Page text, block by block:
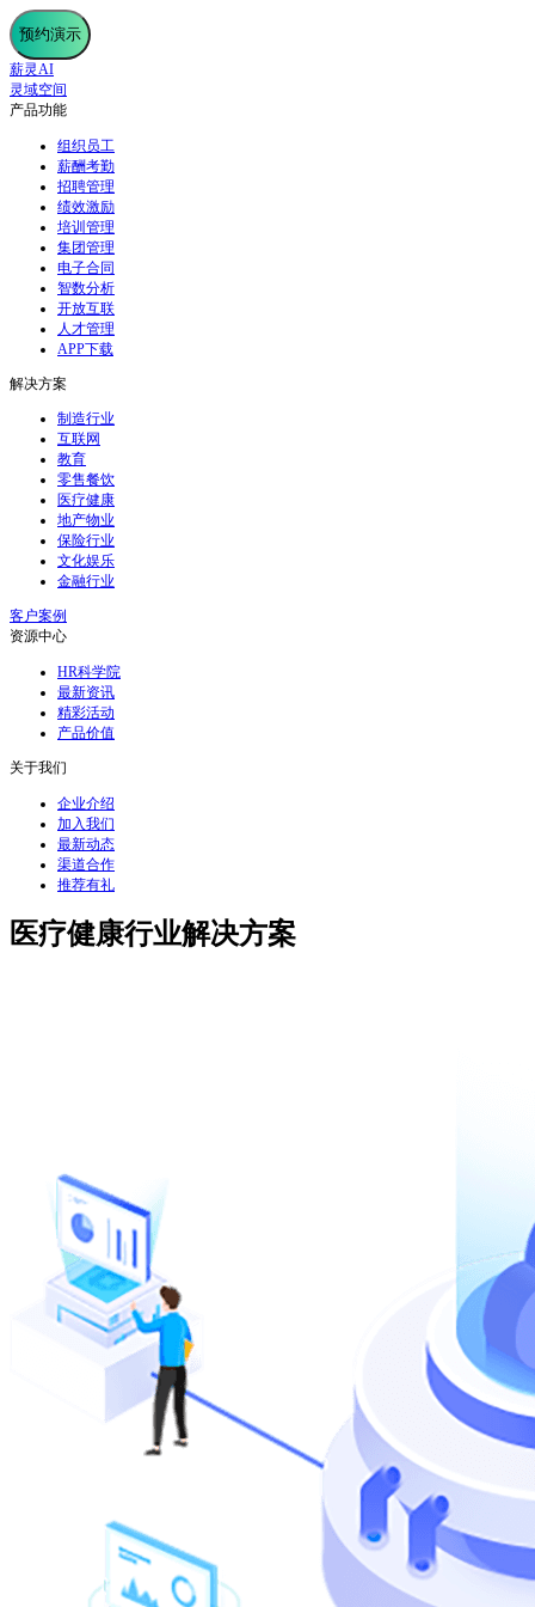
预约演示
薪灵AI
灵域空间
产品功能
组织员工
薪酬考勤
招聘管理
绩效激励
培训管理
集团管理
电子合同
智数分析
开放互联
人才管理
APP下载
解决方案
制造行业
互联网
教育
零售餐饮
医疗健康
地产物业
保险行业
文化娱乐
金融行业
客户案例
资源中心
HR科学院
最新资讯
精彩活动
产品价值
关于我们
企业介绍
加入我们
最新动态
渠道合作
推荐有礼
医疗健康行业解决方案